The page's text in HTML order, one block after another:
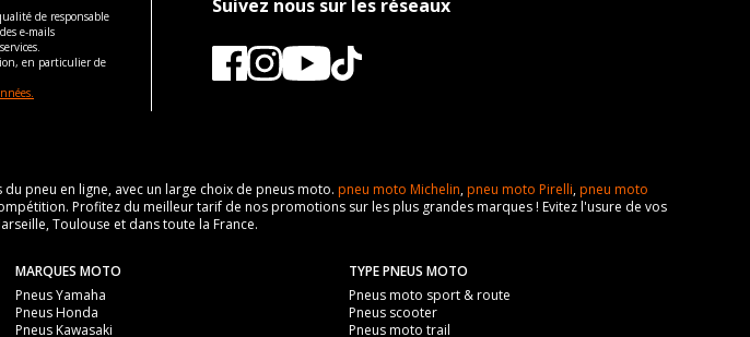
de responsable
e-mails
en particulier de
Suivez nous sur les réseaux
pneu en ligne, avec un large choix de pneus moto. pneu moto Michelin,pneu moto Pirelli,pneu moto
Profitez du meilleur tarif de nos promotions sur les plus grandes marques ! Evitez l'usure de vos
Toulouse et dans toute la France.
MARQUES MOTO
Pneus Yamaha
Pneus Honda
Pneus Kawasaki
TYPE PNEUS MOTO
Pneus moto sport & route
Pneus scooter
Pneus moto trail